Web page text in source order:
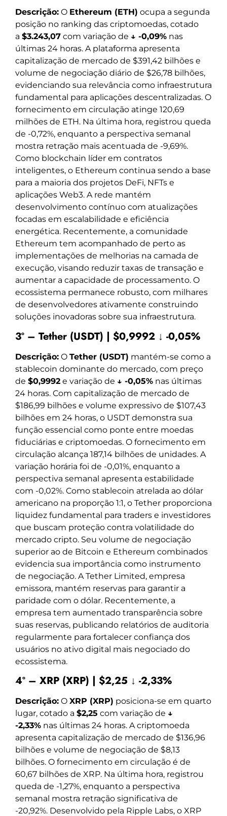
Descrição: O Ethereum (ETH) ocupa a segunda
posição no ranking das criptomoedas, cotado
a $3.243,07 com variação de ↓ -0,09% nas
últimas 24 horas. A plataforma apresenta
capitalização de mercado de $391,42 bilhões e
volume de negociação diário de $26,78 bilhões,
evidenciando sua relevância como infraestrutura
fundamental para aplicações descentralizadas. O
fornecimento em circulação atinge 120,69
milhões de ETH. Na última hora, registrou queda
de -0,72%, enquanto a perspectiva semanal
mostra retração mais acentuada de -9,69%.
Como blockchain líder em contratos
inteligentes, o Ethereum continua sendo a base
para a maioria dos projetos DeFi, NFTs e
aplicações Web3. A rede mantém
desenvolvimento contínuo com atualizações
focadas em escalabilidade e eficiência
energética. Recentemente, a comunidade
Ethereum tem acompanhado de perto as
implementações de melhorias na camada de
execução, visando reduzir taxas de transação e
aumentar a capacidade de processamento. O
ecossistema permanece robusto, com milhares
de desenvolvedores ativamente construindo
soluções inovadoras sobre sua infraestrutura.
3º – Tether (USDT) | $0,9992 ↓ -0,05%
Descrição: O Tether (USDT) mantém-se como a
stablecoin dominante do mercado, com preço
de $0,9992 e variação de ↓ -0,05% nas últimas
24 horas. Com capitalização de mercado de
$186,99 bilhões e volume expressivo de $107,43
bilhões em 24 horas, o USDT demonstra sua
função essencial como ponte entre moedas
fiduciárias e criptomoedas. O fornecimento em
circulação alcança 187,14 bilhões de unidades. A
variação horária foi de -0,01%, enquanto a
perspectiva semanal apresenta estabilidade
com -0,02%. Como stablecoin atrelada ao dólar
americano na proporção 1:1, o Tether proporciona
liquidez fundamental para traders e investidores
que buscam proteção contra volatilidade do
mercado cripto. Seu volume de negociação
superior ao de Bitcoin e Ethereum combinados
evidencia sua importância como instrumento
de negociação. A Tether Limited, empresa
emissora, mantém reservas para garantir a
paridade com o dólar. Recentemente, a
empresa tem aumentado transparência sobre
suas reservas, publicando relatórios de auditoria
regularmente para fortalecer confiança dos
usuários no ativo digital mais negociado do
ecossistema.
4º – XRP (XRP) | $2,25 ↓ -2,33%
Descrição: O XRP (XRP) posiciona-se em quarto
lugar, cotado a $2,25 com variação de ↓
-2,33% nas últimas 24 horas. A criptomoeda
apresenta capitalização de mercado de $136,96
bilhões e volume de negociação de $8,13
bilhões. O fornecimento em circulação é de
60,67 bilhões de XRP. Na última hora, registrou
queda de -1,27%, enquanto a perspectiva
semanal mostra retração significativa de
-20,92%. Desenvolvido pela Ripple Labs, o XRP